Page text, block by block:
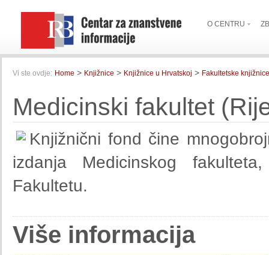
O CENTRU
Vi ste ovdje: Home > Knjižnice > Knjižnice u Hrvatskoj > Fakultetske knjižnice
Medicinski fakultet
Knjižnični fond čine
izdanja Medicinskog
Fakultetu.
Više informacija